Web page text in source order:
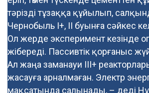
тәрізді тұзаққа құйылып,
Чернобыль І+, ІІ буынға сәйкес
Ол жерде эксперимент кезінде
жібереді. Пассивтік қорғаныс
Ал жаңа заманауи ІІІ+
жасауға арналмаған. Электр
мақсатында салынады, – деді